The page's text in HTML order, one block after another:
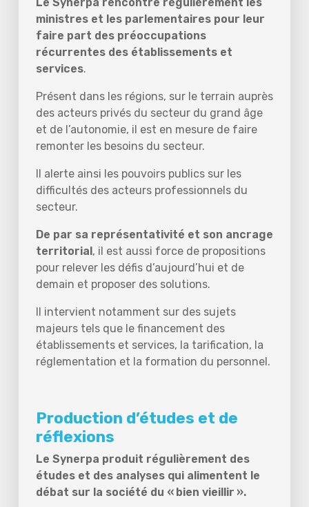
ministres et les parlementaires pour leur
faire part des préoccupations
récurrentes des établissements et
services.
Présent dans les régions, sur le terrain auprès
des acteurs privés du secteur du grand âge
et de l’autonomie, il est en mesure de faire
remonter les besoins du secteur.
Il alerte ainsi les pouvoirs publics sur les
difficultés des acteurs professionnels du
secteur.
De par sa représentativité et son ancrage
territorial, il est aussi force de propositions
pour relever les défis d’aujourd’hui et de
demain et proposer des solutions.
Il intervient notamment sur des sujets
majeurs tels que le financement des
établissements et services, la tarification, la
réglementation et la formation du personnel.
Production d’études et de
réflexions
Le Synerpa produit régulièrement des
études et des analyses qui alimentent le
débat sur la société du « bien vieillir ».